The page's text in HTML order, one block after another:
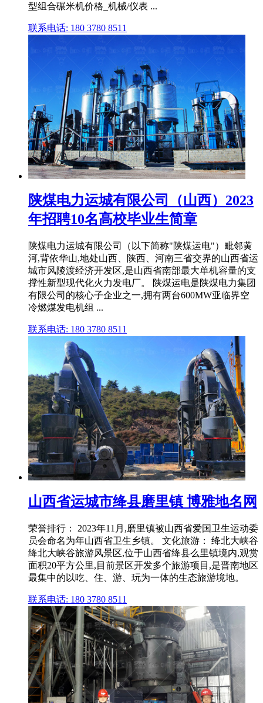
型组合碾米机价格_机械/仪表 ...
联系电话: 180 3780 8511
陕煤电力运城有限公司（山西）2023
年招聘10名高校毕业生简章
陕煤电力运城有限公司（以下简称"陕煤运电"）毗邻黄
河,背依华山,地处山西、陕西、河南三省交界的山西省运
城市风陵渡经济开发区,是山西省南部最大单机容量的支
撑性新型现代化火力发电厂。 陕煤运电是陕煤电力集团
有限公司的核心子企业之一,拥有两台600MW亚临界空
冷燃煤发电机组 ...
联系电话: 180 3780 8511
山西省运城市绛县磨里镇 博雅地名网
荣誉排行： 2023年11月,磨里镇被山西省爱国卫生运动委
员会命名为年山西省卫生乡镇。 文化旅游： 绛北大峡谷
绛北大峡谷旅游风景区,位于山西省绛县么里镇境内,观赏
面积20平方公里,目前景区开发多个旅游项目,是晋南地区
最集中的以吃、住、游、玩为一体的生态旅游境地。
联系电话: 180 3780 8511